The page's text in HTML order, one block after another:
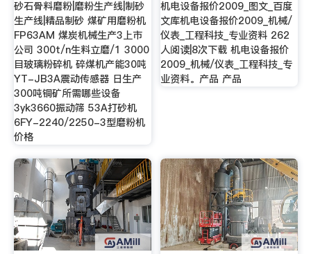
砂石骨料磨粉|磨粉生产线|制砂
生产线|精品制砂 煤矿用磨粉机
FP63AM 煤炭机械生产3上市
公司 300t/n生料立磨/1 3000
目玻璃粉碎机 碎煤机产能30吨
YT-JB3A震动传感器 日生产
300吨铜矿所需哪些设备
3yk3660振动筛 53A打砂机
6FY-2240/2250-3型磨粉机
价格
机电设备报价2009_图文_百度
文库机电设备报价2009_机械/
仪表_工程科技_专业资料 262
人阅读|8次下载 机电设备报价
2009_机械/仪表_工程科技_专
业资料。产品 产品